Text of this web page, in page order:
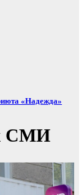
«Надежда»